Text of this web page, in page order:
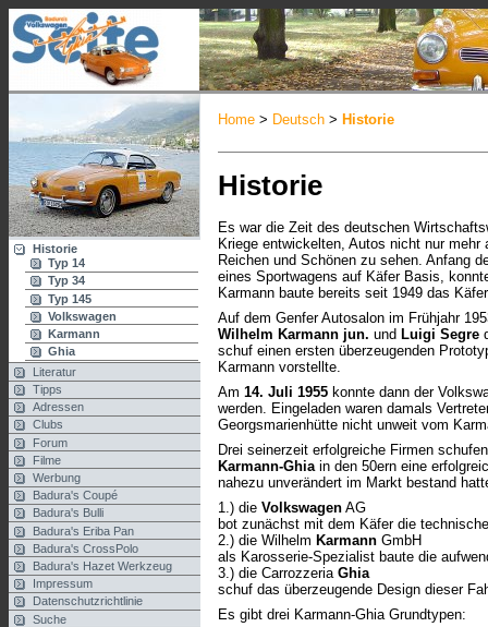
Historie
Typ 14
Typ 34
Typ 145
Volkswagen
Karmann
Ghia
Literatur
Tipps
Adressen
Clubs
Forum
Filme
Werbung
Badura's Coupé
Badura's Bulli
Badura's Eriba Pan
Badura's CrossPolo
Badura's Hazet Werkzeug
Impressum
Datenschutzrichtlinie
Suche
Home > Deutsch > Historie
Historie
Es war die Zeit des deutschen
Kriege entwickelten, Autos nicht nur
Reichen und Schönen zu sehen. Anfang
eines Sportwagens auf Käfer Basis,
Karmann baute bereits seit 1949 das
Auf dem Genfer Autosalon im Frühjahr
Wilhelm Karmann jun. und Luigi Segre
schuf einen ersten überzeugenden
Karmann vorstellte.
Am 14. Juli 1955 konnte dann der
werden. Eingeladen waren damals
Georgsmarienhütte nicht unweit vom
Drei seinerzeit erfolgreiche Firmen
Karmann-Ghiain den 50ern eine
nahezu unverändert im Markt bestand
1.) die Volkswagen AG
bot zunächst mit dem Käfer die
2.) die Wilhelm Karmann GmbH
als Karosserie-Spezialist baute die
3.) die Carrozzeria Ghia
schuf das überzeugende Design dieser
Es gibt drei Karmann-Ghia Grundtypen: